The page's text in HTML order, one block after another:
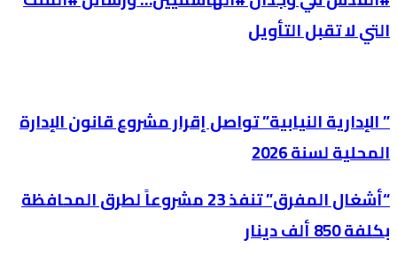
التي لا تقبل التأويل
” الإدارية النيابية” تواصل إقرار مشروع قانون الإدارة
المحلية لسنة 2026
“أشغال المفرق” تنفذ 23 مشروعاً لطرق المحافظة
بكلفة 850 ألف دينار